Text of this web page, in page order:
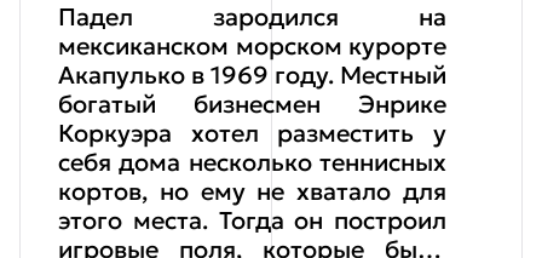
знаменитости и звезды спорта
признаются в любви к данной
игре. Среди них Дэвид Бекхэм,
Лионель Месси и даже
профессиональные теннисисты
– Новак Джокович, Мария
Шарапова, Рафаэль Надаль.
Падел зародился на
мексиканском морском курорте
Акапулько в 1969 году. Местный
богатый бизнесмен Энрике
Коркуэра хотел разместить у
себя дома несколько теннисных
кортов, но ему не хватало для
этого места. Тогда он построил
игровые поля, которые были